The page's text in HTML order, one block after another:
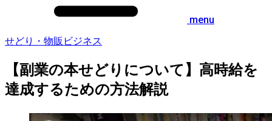
menu
せどり・物販ビジネス
【副業の本せどりについて】高時給を
達成するための方法解説